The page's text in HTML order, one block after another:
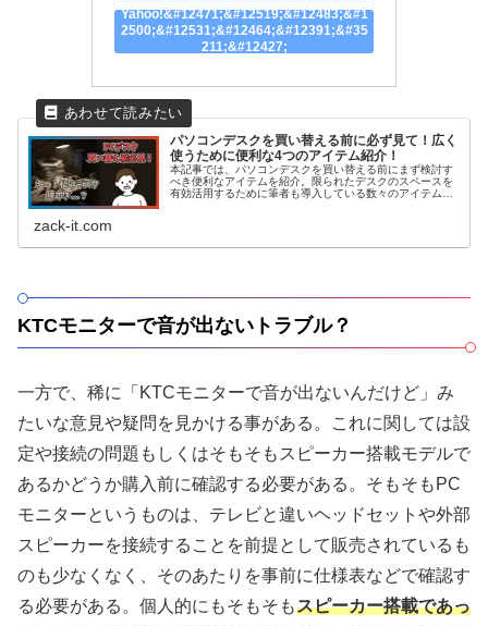
Yahoo!&#12471;&#12519;&#12483;&#1
2500;&#12531;&#12464;&#12391;&#35
211;&#12427;
パソコンデスクを買い替える前に必ず見て！広く
使うために便利な4つのアイテム紹介！
本記事では、パソコンデスクを買い替える前にまず検討す
べき便利なアイテムを紹介。限られたデスクのスペースを
有効活用するために筆者も導入している数々のアイテムを
zack-it.com
KTCモニターで音が出ないトラブル？
一方で、稀に「KTCモニターで音が出ないんだけど」み
たいな意見や疑問を見かける事がある。これに関しては設
定や接続の問題もしくはそもそもスピーカー搭載モデルで
あるかどうか購入前に確認する必要がある。そもそもPC
モニターというものは、テレビと違いヘッドセットや外部
スピーカーを接続することを前提として販売されているも
のも少なくなく、そのあたりを事前に仕様表などで確認す
る必要がある。個人的にもそもそもスピーカー搭載であっ